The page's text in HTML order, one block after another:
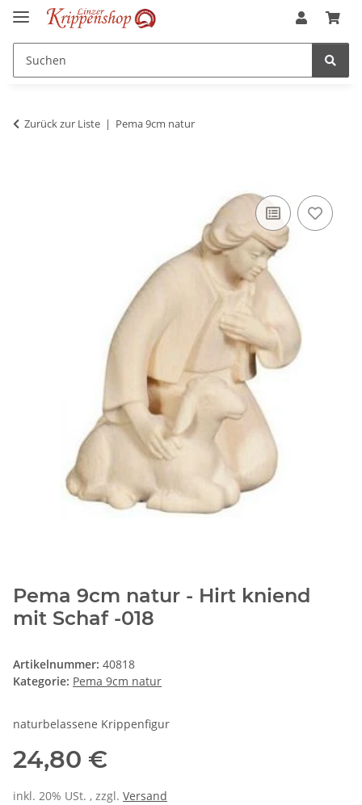
Zurück zur Liste Pema 9cm natur
Pema 9cm natur - Hirt kniend
mit Schaf -018
Artikelnummer: 40818
Kategorie: Pema 9cm natur
naturbelassene Krippenfigur
24,80 €
inkl. 20% USt. , zzgl. Versand